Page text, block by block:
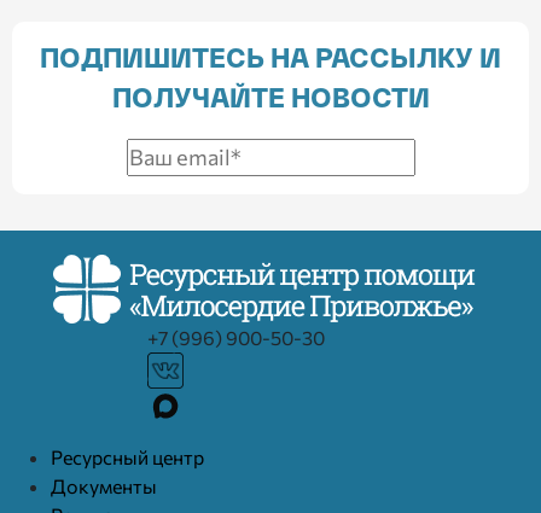
ПОДПИШИТЕСЬ НА РАССЫЛКУ И
ПОЛУЧАЙТЕ НОВОСТИ
+7 (996) 900-50-30
Ресурcный центр
Документы